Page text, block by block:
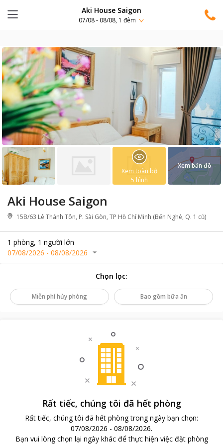
Aki House Saigon
07/08 - 08/08, 1 đêm
Aki House Saigon
15B/63 Lê Thánh Tôn, P. Sài Gòn, TP Hồ Chí Minh (Bến Nghé, Q. 1 cũ)
1 phòng, 1 người lớn
07/08/2026 - 08/08/2026
Xem toàn bộ
5 hình
Xem bản đồ
Chọn lọc:
Miễn phí hủy phòng Bao gồm bữa ăn
Rất tiếc, chúng tôi đã hết phòng
Rất tiếc, chúng tôi đã hết phòng trong ngày bạn chọn:
07/08/2026 - 08/08/2026.
Bạn vui lòng chọn lại ngày khác để thực hiện việc đặt phòng